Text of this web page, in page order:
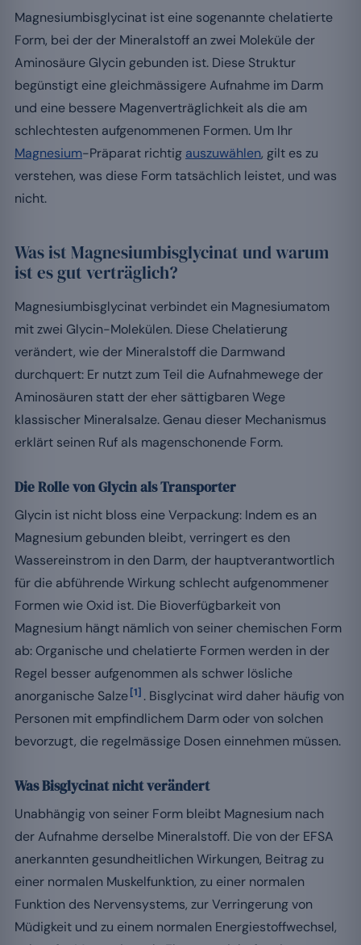
Magnesiumbisglycinat ist eine sogenannte chelatierte
Form, bei der der Mineralstoff an zwei Moleküle der
Aminosäure Glycin gebunden ist. Diese Struktur
begünstigt eine gleichmässigere Aufnahme im Darm
und eine bessere Magenverträglichkeit als die am
schlechtesten aufgenommenen Formen. Um Ihr
Magnesium-Präparat richtig auszuwählen, gilt es zu
verstehen, was diese Form tatsächlich leistet, und was
nicht.
Was ist Magnesiumbisglycinat und warum
ist es gut verträglich?
Magnesiumbisglycinat verbindet ein Magnesiumatom
mit zwei Glycin-Molekülen. Diese Chelatierung
verändert, wie der Mineralstoff die Darmwand
durchquert: Er nutzt zum Teil die Aufnahmewege der
Aminosäuren statt der eher sättigbaren Wege
klassischer Mineralsalze. Genau dieser Mechanismus
erklärt seinen Ruf als magenschonende Form.
Die Rolle von Glycin als Transporter
Glycin ist nicht bloss eine Verpackung: Indem es an
Magnesium gebunden bleibt, verringert es den
Wassereinstrom in den Darm, der hauptverantwortlich
für die abführende Wirkung schlecht aufgenommener
Formen wie Oxid ist. Die Bioverfügbarkeit von
Magnesium hängt nämlich von seiner chemischen Form
ab: Organische und chelatierte Formen werden in der
Regel besser aufgenommen als schwer lösliche
anorganische Salze[1] . Bisglycinat wird daher häufig von
Personen mit empfindlichem Darm oder von solchen
bevorzugt, die regelmässige Dosen einnehmen müssen.
Was Bisglycinat nicht verändert
Unabhängig von seiner Form bleibt Magnesium nach
der Aufnahme derselbe Mineralstoff. Die von der EFSA
anerkannten gesundheitlichen Wirkungen, Beitrag zu
einer normalen Muskelfunktion, zu einer normalen
Funktion des Nervensystems, zur Verringerung von
Müdigkeit und zu einem normalen Energiestoffwechsel,